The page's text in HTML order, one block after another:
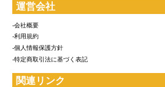
運営会社
-会社概要
-利用規約
-個人情報保護方針
-特定商取引法に基づく表記
関連リンク